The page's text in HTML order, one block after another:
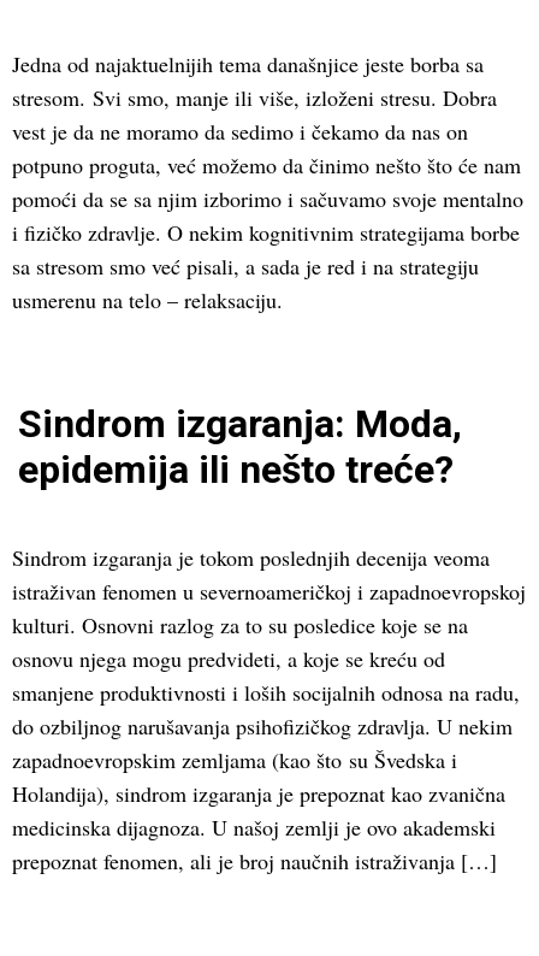
Jedna od najaktuelnijih tema današnjice jeste borba sa
stresom. Svi smo, manje ili više, izloženi stresu. Dobra
vest je da ne moramo da sedimo i čekamo da nas on
potpuno proguta, već možemo da činimo nešto što će nam
pomoći da se sa njim izborimo i sačuvamo svoje mentalno
i fizičko zdravlje. O nekim kognitivnim strategijama borbe
sa stresom smo već pisali, a sada je red i na strategiju
usmerenu na telo – relaksaciju.
Sindrom izgaranja: Moda,
epidemija ili nešto treće?
Sindrom izgaranja je tokom poslednjih decenija veoma
istraživan fenomen u severnoameričkoj i zapadnoevropskoj
kulturi. Osnovni razlog za to su posledice koje se na
osnovu njega mogu predvideti, a koje se kreću od
smanjene produktivnosti i loših socijalnih odnosa na radu,
do ozbiljnog narušavanja psihofizičkog zdravlja. U nekim
zapadnoevropskim zemljama (kao što su Švedska i
Holandija), sindrom izgaranja je prepoznat kao zvanična
medicinska dijagnoza. U našoj zemlji je ovo akademski
prepoznat fenomen, ali je broj naučnih istraživanja […]